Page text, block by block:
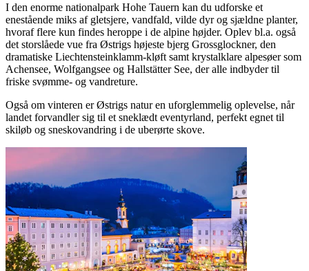
I den enorme nationalpark Hohe Tauern kan du udforske et
enestående miks af gletsjere, vandfald, vilde dyr og sjældne planter,
hvoraf flere kun findes heroppe i de alpine højder. Oplev bl.a. også
det storslåede vue fra Østrigs højeste bjerg Grossglockner, den
dramatiske Liechtensteinklamm-kløft samt krystalklare alpesøer som
Achensee, Wolfgangsee og Hallstätter See, der alle indbyder til
friske svømme- og vandreture.
Også om vinteren er Østrigs natur en uforglemmelig oplevelse, når
landet forvandler sig til et sneklædt eventyrland, perfekt egnet til
skiløb og sneskovandring i de uberørte skove.